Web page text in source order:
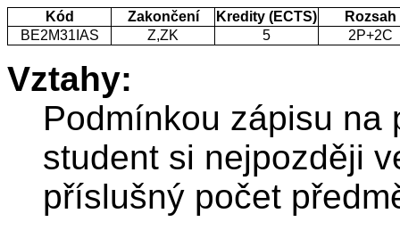
Kód Zakončení Kredity (ECTS)
Rozsah
BE2M31IAS
Z,ZK 5 2P+2C
Vztahy:
Podmínkou zápisu na
student si nejpozději
příslušný počet